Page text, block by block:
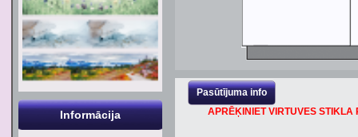
Pasūtījuma info
APRĒĶINIET VIRTUVES
Informācija